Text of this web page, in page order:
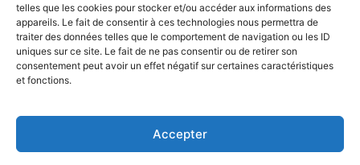
telles que les cookies pour stocker et/ou accéder aux informations des
appareils. Le fait de consentir à ces technologies nous permettra de
traiter des données telles que le comportement de navigation ou les ID
uniques sur ce site. Le fait de ne pas consentir ou de retirer son
consentement peut avoir un effet négatif sur certaines caractéristiques
et fonctions.
Accepter
Accueil Economie Entreprises Entrepreneur Afrique
HIGH-TECH Auto-Moto